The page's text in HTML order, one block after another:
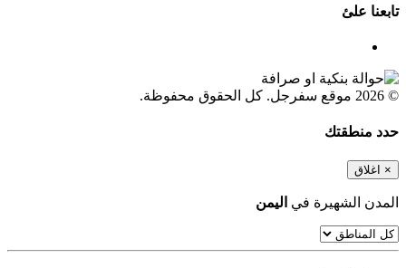
تابعنا علئ
© 2026 موقع سفرجل. كل الحقوق محفوظة.
حدد منطقتك
× اغلاق
المدن الشهيرة في اليمن